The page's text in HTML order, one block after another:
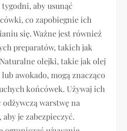
aby usunąć
co zapobiegnie ich
się. Ważne jest również
preparatów, takich jak
olejki, takie jak olej
awokado, mogą znacząco
końcówek. Używaj ich
odżywczą warstwę na
je zabezpieczyć.